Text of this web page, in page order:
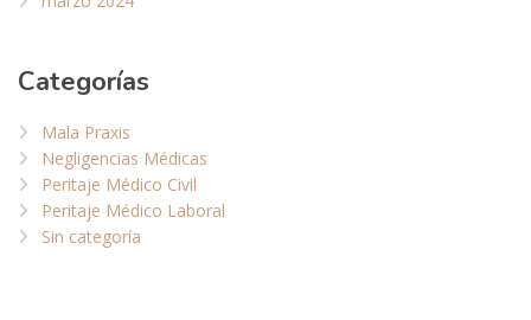
Categorías
Mala Praxis
Negligencias Médicas
Peritaje Médico Civil
Peritaje Médico Laboral
Sin categoría